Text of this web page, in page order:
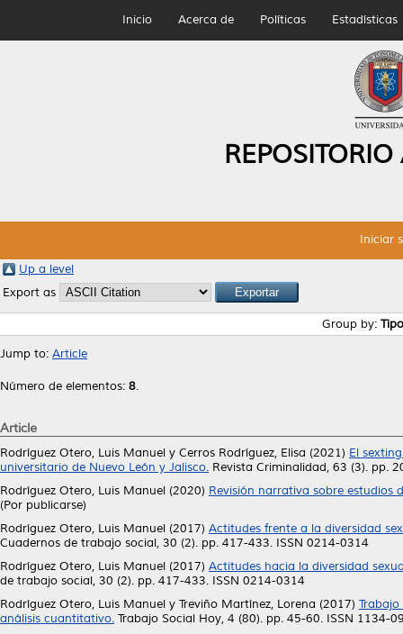
Inicio Acerca de Políticas Estadísticas
Iniciar
Up a level
Export as
Group by:
Jump to: Article
Número de elementos: 8.
Article
Rodríguez Otero, Luis Manuel y Cerros Rodríguez, Elisa (2021) El
universitario de Nuevo León y Jalisco. Revista Criminalidad, 63 (3). pp.
Rodríguez Otero, Luis Manuel (2020) Revisión narrativa sobre estudios
(Por publicarse)
Rodríguez Otero, Luis Manuel (2017) Actitudes frente a la diversidad
Cuadernos de trabajo social, 30 (2). pp. 417-433. ISSN 0214-0314
Rodríguez Otero, Luis Manuel (2017) Actitudes hacia la diversidad
de trabajo social, 30 (2). pp. 417-433. ISSN 0214-0314
Rodríguez Otero, Luis Manuel y Treviño Martínez, Lorena (2017)
análisis cuantitativo. Trabajo Social Hoy, 4 (80). pp. 45-60. ISSN 1134-